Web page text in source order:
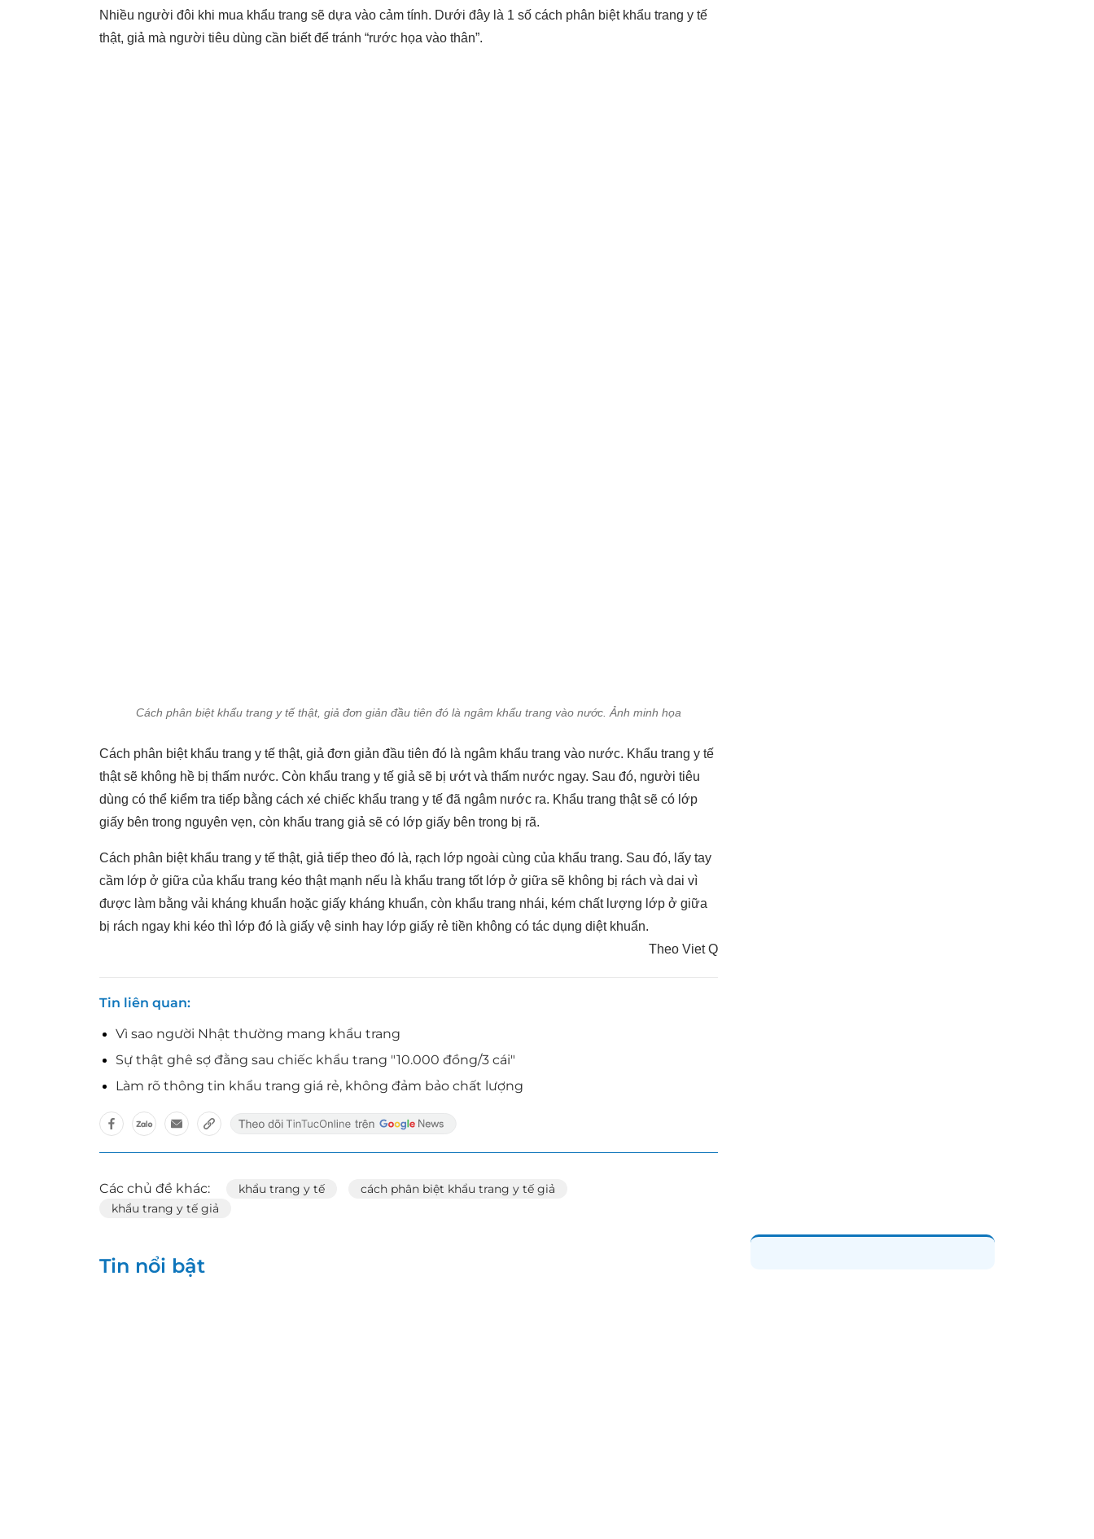
Nhiều người đôi khi mua khẩu trang sẽ dựa vào cảm tính. Dưới đây là 1 số cách phân biệt khẩu trang y tế
thật, giả mà người tiêu dùng cần biết để tránh “rước họa vào thân”.
Cách phân biệt khẩu trang y tế thật, giả đơn giản đầu tiên đó là ngâm khẩu trang vào nước. Ảnh minh họa
Cách phân biệt khẩu trang y tế thật, giả đơn giản đầu tiên đó là ngâm khẩu trang vào nước. Khẩu trang y tế
thật sẽ không hề bị thấm nước. Còn khẩu trang y tế giả sẽ bị ướt và thấm nước ngay. Sau đó, người tiêu
dùng có thể kiểm tra tiếp bằng cách xé chiếc khẩu trang y tế đã ngâm nước ra. Khẩu trang thật sẽ có lớp
giấy bên trong nguyên vẹn, còn khẩu trang giả sẽ có lớp giấy bên trong bị rã.
Cách phân biệt khẩu trang y tế thật, giả tiếp theo đó là, rạch lớp ngoài cùng của khẩu trang. Sau đó, lấy tay
cầm lớp ở giữa của khẩu trang kéo thật mạnh nếu là khẩu trang tốt lớp ở giữa sẽ không bị rách và dai vì
được làm bằng vải kháng khuẩn hoặc giấy kháng khuẩn, còn khẩu trang nhái, kém chất lượng lớp ở giữa
bị rách ngay khi kéo thì lớp đó là giấy vệ sinh hay lớp giấy rẻ tiền không có tác dụng diệt khuẩn.
Theo Viet Q
Tin liên quan
Vì sao người Nhật thường mang khẩu trang
Sự thật ghê sợ đằng sau chiếc khẩu trang "10.000 đồng/3 cái"
Làm rõ thông tin khẩu trang giá rẻ, không đảm bảo chất lượng
Các chủ đề khác: khẩu trang y tế
cách phân biệt khẩu trang y tế giả
khẩu trang y tế giả
Tin nổi bật